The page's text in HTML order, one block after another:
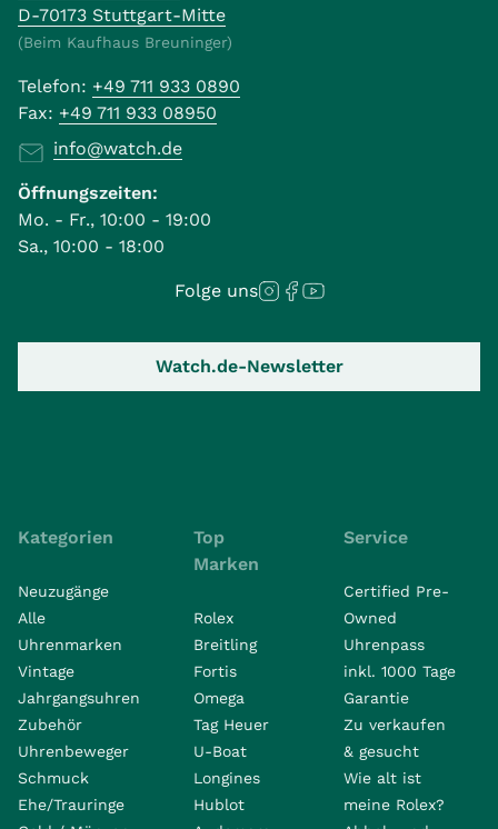
D-70173 Stuttgart-Mitte
(Beim Kaufhaus Breuninger)
Telefon: +49 711 933 0890
Fax: +49 711 933 08950
info@watch.de
Öffnungszeiten:
Mo. - Fr., 10:00 - 19:00
Sa., 10:00 - 18:00
Folge uns
Watch.de-Newsletter
Kategorien
Neuzugänge
Alle
Uhrenmarken
Vintage
Jahrgangsuhren
Zubehör
Uhrenbeweger
Schmuck
Ehe/Trauringe
Top
Marken
Rolex
Breitling
Fortis
Omega
Tag Heuer
U-Boat
Longines
Hublot
Service
Certified Pre-
Owned
Uhrenpass
inkl. 1000 Tage
Garantie
Zu verkaufen
& gesucht
Wie alt ist
meine Rolex?